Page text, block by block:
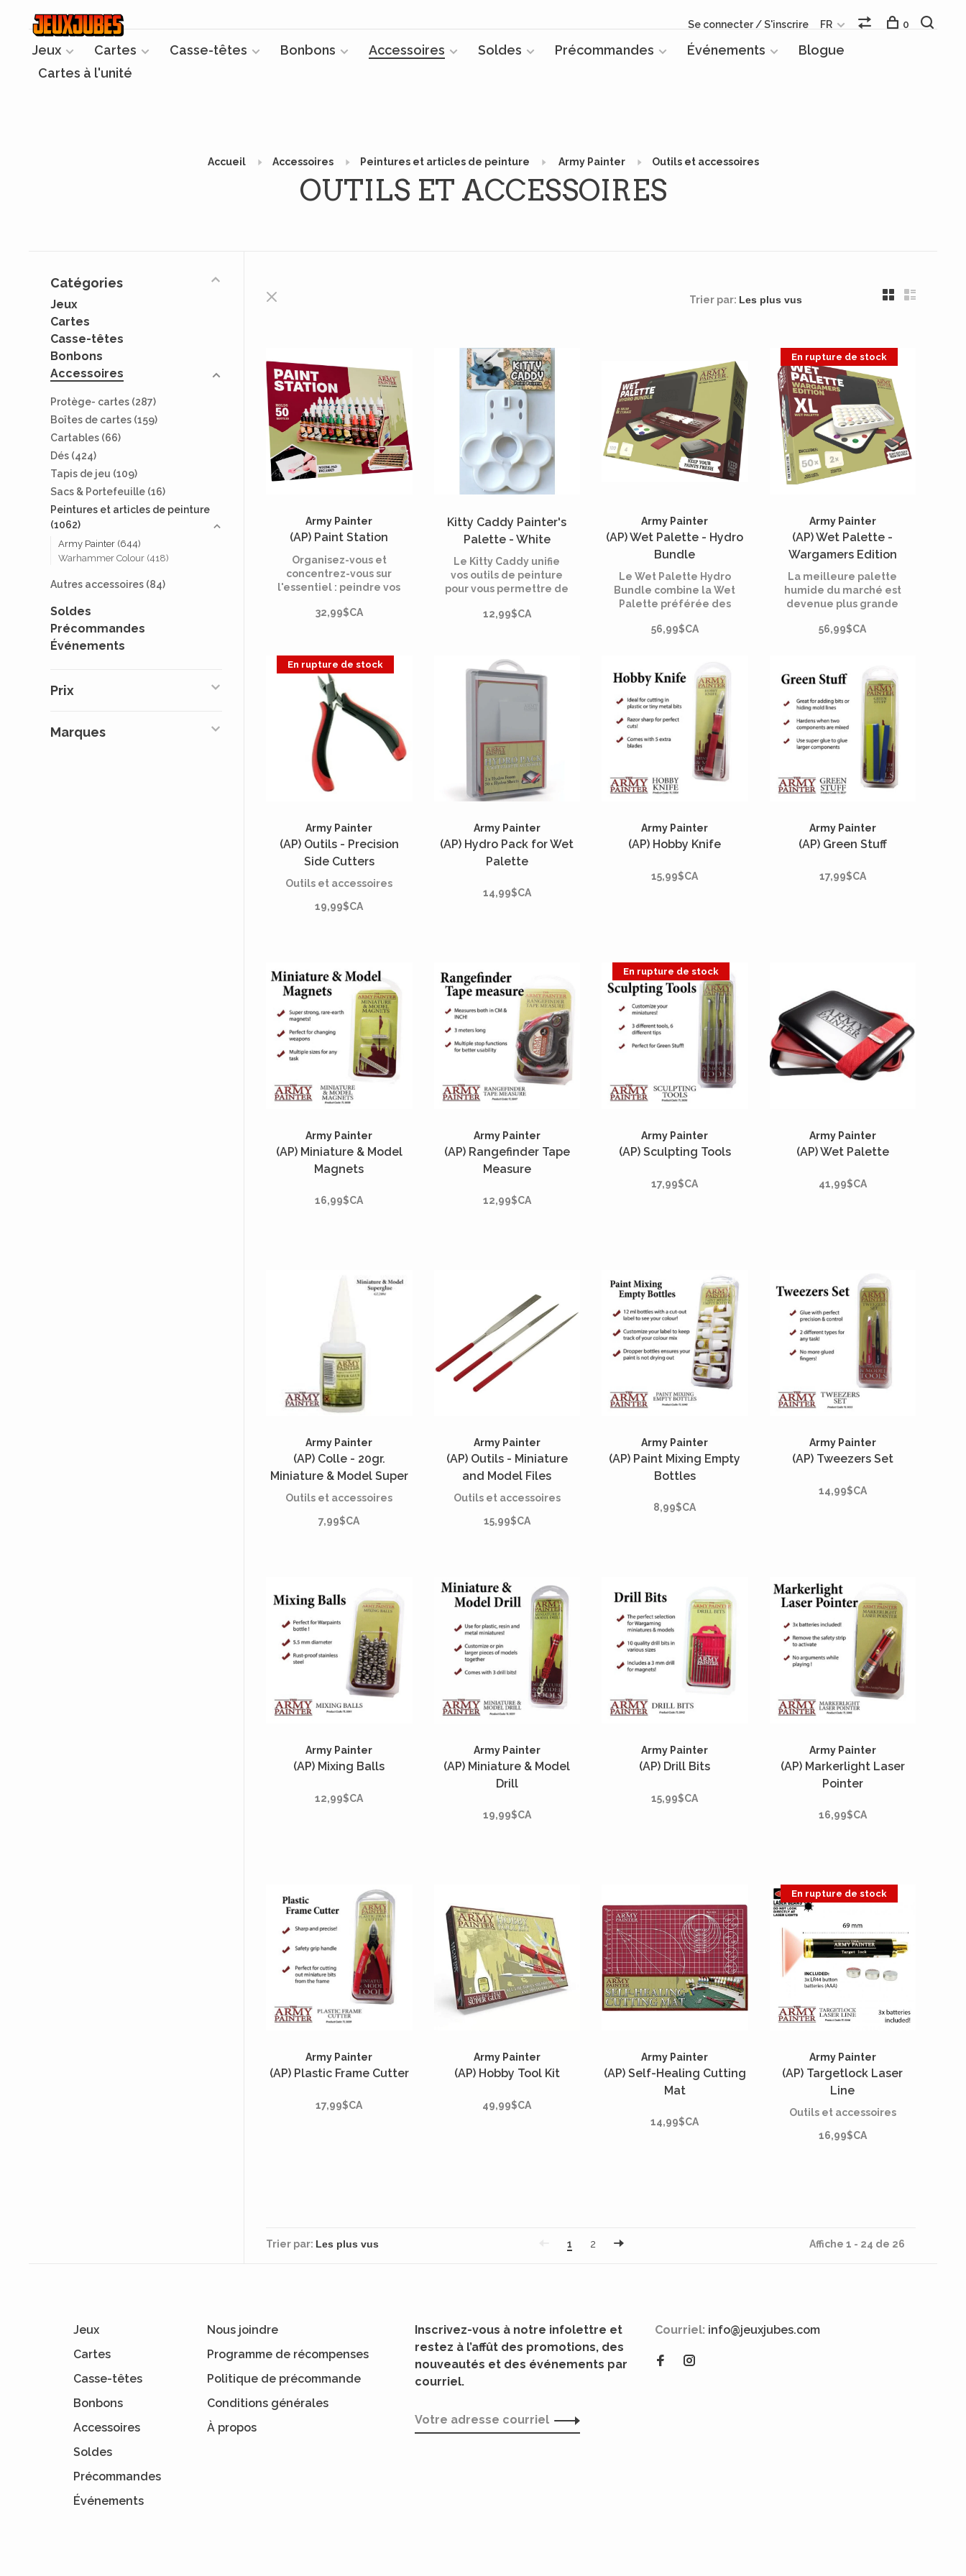
Jeux Cartes Casse-têtes Bonbons Accessoires Soldes Précommandes Événements
Blogue
Cartes à l'unité
Se connecter / S'inscrire FR 0
Accueil Accessoires Peintures et articles de peinture Army Painter Outils et accessoires
OUTILS ET ACCESSOIRES
Catégories
Jeux
Cartes
Casse-têtes
Bonbons
Accessoires
Protège- cartes (287)
Boîtes de cartes (159)
Cartables (66)
Dés (424)
Tapis de jeu (109)
Sacs & Portefeuille (16)
Peintures et articles de peinture
(1062)
Army Painter (644)
Warhammer Colour (418)
Autres accessoires (84)
Soldes
Précommandes
Événements
Prix
Marques
Trier par:
Army Painter
(AP) Paint Station
Organisez-vous et
concentrez-vous sur
l'essentiel : peindre vos
Paint Station sur votre
espace entre deux
séances de peinture.
32,99$CA
Kitty Caddy Painter's
Palette - White
Le Kitty Caddy unifie
vos outils de peinture
pour vous permettre de
votre art.
12,99$CA
Army Painter
(AP) Wet Palette - Hydro
Bundle
Le Wet Palette Hydro
Bundle combine la Wet
Palette préférée des
recharge pratique, le
56,99$CA
En rupture de stock
Army Painter
(AP) Wet Palette -
Wargamers Edition
La meilleure palette
humide du marché est
devenue plus grande
56,99$CA
En rupture de stock
Army Painter
(AP) Outils - Precision
Side Cutters
Outils et accessoires
19,99$CA
Army Painter
(AP) Hydro Pack for Wet
Palette
14,99$CA
Army Painter
(AP) Hobby Knife
15,99$CA
Army Painter
(AP) Green Stuff
17,99$CA
Army Painter
(AP) Miniature & Model
Magnets
16,99$CA
Army Painter
(AP) Rangefinder Tape
Measure
12,99$CA
En rupture de stock
Army Painter
(AP) Sculpting Tools
17,99$CA
Army Painter
(AP) Wet Palette
41,99$CA
Army Painter
(AP) Colle - 20gr.
Miniature & Model Super
glue
Outils et accessoires
7,99$CA
Army Painter
(AP) Outils - Miniature
and Model Files
Outils et accessoires
15,99$CA
Army Painter
(AP) Paint Mixing Empty
Bottles
8,99$CA
Army Painter
(AP) Tweezers Set
14,99$CA
Army Painter
(AP) Mixing Balls
12,99$CA
Army Painter
(AP) Miniature & Model
Drill
19,99$CA
Army Painter
(AP) Drill Bits
15,99$CA
Army Painter
(AP) Markerlight Laser
Pointer
16,99$CA
Army Painter
(AP) Plastic Frame Cutter
17,99$CA
Army Painter
(AP) Hobby Tool Kit
49,99$CA
Army Painter
(AP) Self-Healing Cutting
Mat
14,99$CA
En rupture de stock
Army Painter
(AP) Targetlock Laser
Line
Outils et accessoires
16,99$CA
Trier par: 1 2 Affiche 1 - 24 de 26
Jeux
Cartes
Casse-têtes
Bonbons
Accessoires
Soldes
Précommandes
Événements
Nous joindre
Programme de récompenses
Politique de précommande
Conditions générales
À propos
Inscrivez-vous à notre infolettre et
restez à l’affût des promotions, des
nouveautés et des événements par
courriel.
Courriel: info@jeuxjubes.com